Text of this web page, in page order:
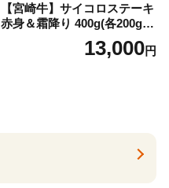
【宮崎牛】サイコロステーキ
赤身＆霜降り 400g(各200g×
１P 計2P) 真空パック 冷凍
13,000円